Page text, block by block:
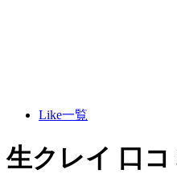
Like一覧
生クレイ 口